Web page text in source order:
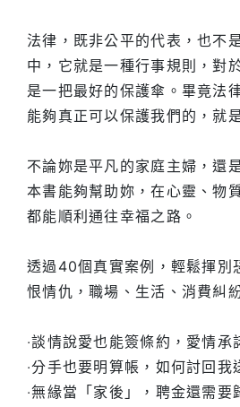
法律，既非公平的代表，也不
中，它就是一種行事規則，對
是一把最好的保護傘。畢竟法
能夠真正可以保護我們的，就
不論妳是平凡的家庭主婦，還
本書能夠幫助妳，在心靈、物
都能順利通往幸福之路。
透過40個真實案例，輕鬆揮別
恨情仇，職場、生活、消費糾
‧談情說愛也能簽條約，愛情承
‧分手也要明算帳，如何討回我
‧無緣當「家後」，聘金還需要